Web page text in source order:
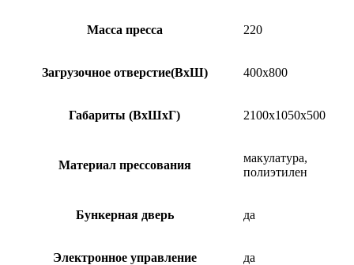
Масса пресса 220
Загрузочное отверстие(ВxШ) 400х800
Габариты (ВxШxГ) 2100х1050х500
Материал прессования
макулатура,
полиэтилен
Бункерная дверь да
Электронное управление да